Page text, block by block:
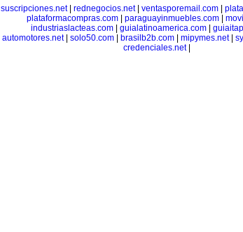
suscripciones.net| rednegocios.net| ventasporemail.com
plataformacompras.com
paraguayinmuebles.com
industriaslacteas.com
guialatinoamerica.com
automotores.net| solo50.com brasilb2b.com mipymes.net|
credenciales.net|